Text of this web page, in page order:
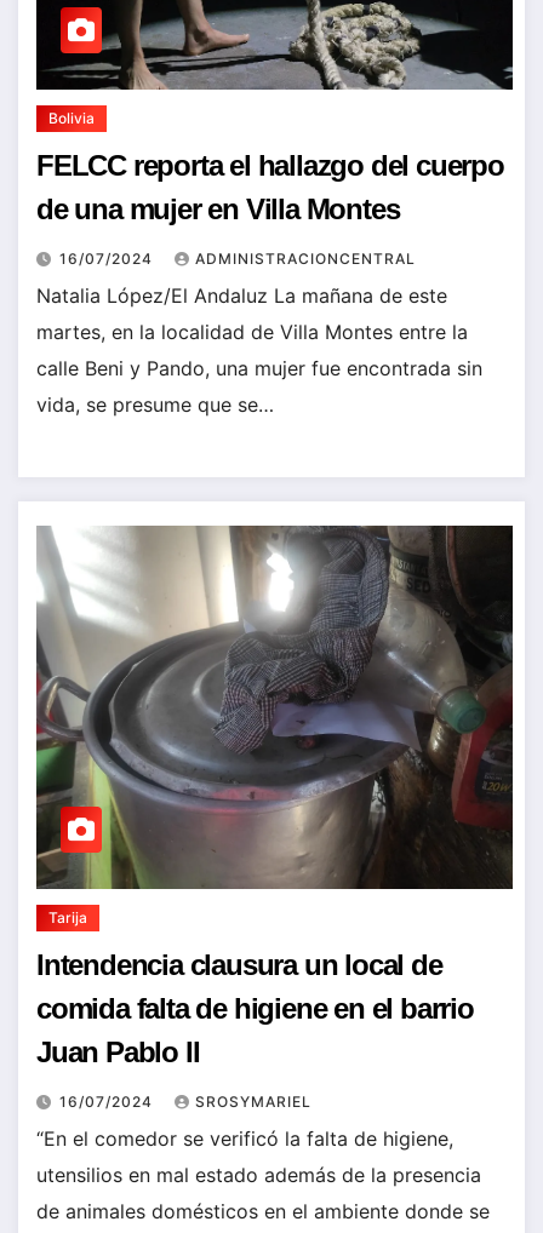
Bolivia
FELCC reporta el hallazgo del cuerpo
de una mujer en Villa Montes
16/07/2024 ADMINISTRACIONCENTRAL
Natalia López/El Andaluz La mañana de este
martes, en la localidad de Villa Montes entre la
calle Beni y Pando, una mujer fue encontrada sin
vida, se presume que se…
Tarija
Intendencia clausura un local de
comida falta de higiene en el barrio
Juan Pablo II
16/07/2024 SROSYMARIEL
“En el comedor se verificó la falta de higiene,
utensilios en mal estado además de la presencia
de animales domésticos en el ambiente donde se